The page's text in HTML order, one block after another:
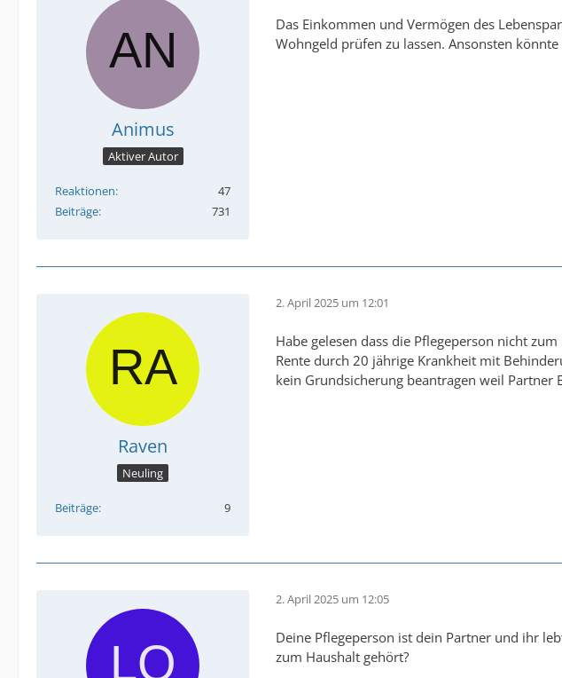
Animus
Aktiver Autor
Reaktionen
47
Beiträge
731
Das Einkommen und Vermögen des
Wohngeld prüfen zu lassen. Ansonsten
Raven
Neuling
Beiträge 9
2. April 2025 um 12:01
Habe gelesen dass die Pflegeperson nicht
Rente durch 20 jährige Krankheit mit
kein Grundsicherung beantragen weil
2. April 2025 um 12:05
Deine Pflegeperson ist dein Partner und ihr
zum Haushalt gehört?